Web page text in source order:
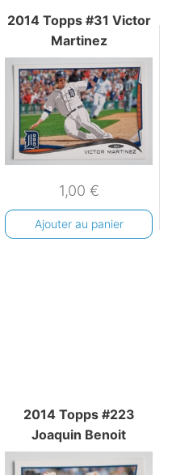
2014 Topps #31 Victor
Martinez
1,00 €
Ajouter au panier
2014 Topps #223
Joaquin Benoit